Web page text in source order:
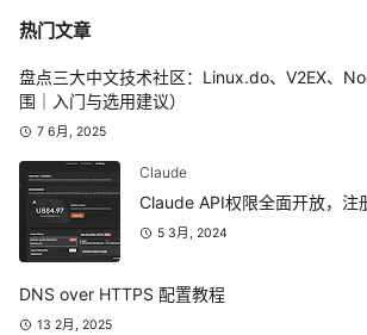
热门文章
盘点三大中文技术社区：Linux.do、V2EX、
围｜入门与选用建议）
7 6月, 2025
Claude
Claude API权限全面开放，注
5 3月, 2024
DNS over HTTPS 配置教程
13 2月, 2025